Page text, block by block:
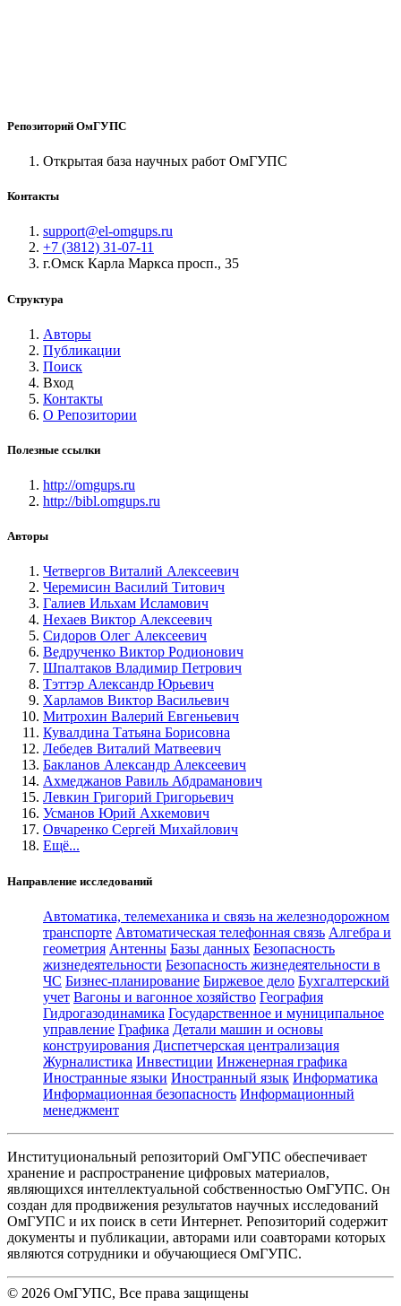
Репозиторий ОмГУПС
Открытая база научных работ ОмГУПС
Контакты
support@el-omgups.ru
+7 (3812) 31-07-11
г.Омск Карла Маркса просп., 35
Структура
Авторы
Публикации
Поиск
Вход
Контакты
О Репозитории
Полезные ссылки
http://omgups.ru
http://bibl.omgups.ru
Авторы
Четвергов Виталий Алексеевич
Черемисин Василий Титович
Галиев Ильхам Исламович
Нехаев Виктор Алексеевич
Сидоров Олег Алексеевич
Ведрученко Виктор Родионович
Шпалтаков Владимир Петрович
Тэттэр Александр Юрьевич
Харламов Виктор Васильевич
Митрохин Валерий Евгеньевич
Кувалдина Татьяна Борисовна
Лебедев Виталий Матвеевич
Бакланов Александр Алексеевич
Ахмеджанов Равиль Абдраманович
Левкин Григорий Григорьевич
Усманов Юрий Ахкемович
Овчаренко Сергей Михайлович
Ещё...
Направление исследований
Автоматика, телемеханика и связь на железнодорожном
транспорте Автоматическая телефонная связь Алгебра и
геометрия Антенны Базы данных Безопасность
жизнедеятельности Безопасность жизнедеятельности в
ЧС Бизнес-планирование Биржевое дело Бухгалтерский
учет Вагоны и вагонное хозяйство География
Гидрогазодинамика Государственное и муниципальное
управление Графика Детали машин и основы
конструирования Диспетчерская централизация
Журналистика Инвестиции Инженерная графика
Иностранные языки Иностранный язык Информатика
Информационная безопасность Информационный
менеджмент
Институциональный репозиторий ОмГУПС обеспечивает
хранение и распространение цифровых материалов,
являющихся интеллектуальной собственностью ОмГУПС. Он
создан для продвижения результатов научных исследований
ОмГУПС и их поиск в сети Интернет. Репозиторий содержит
документы и публикации, авторами или соавторами которых
являются сотрудники и обучающиеся ОмГУПС.
© 2026 ОмГУПС, Все права защищены